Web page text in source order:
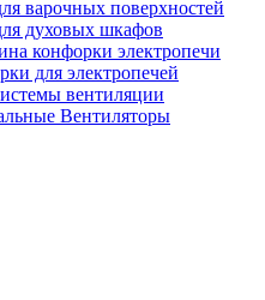
варочных поверхностей
духовых шкафов
конфорки электропечи
для электропечей
вентиляции
Вентиляторы